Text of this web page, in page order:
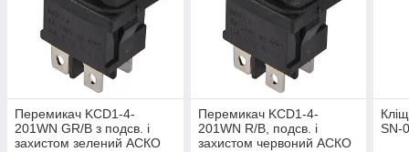
Перемикач KCD1-4-
201WN GR/B з подсв. і
захистом зелений АСКО
Перемикач KCD1-4-
201WN R/B, подсв. і
захистом червоний АСКО
SN-